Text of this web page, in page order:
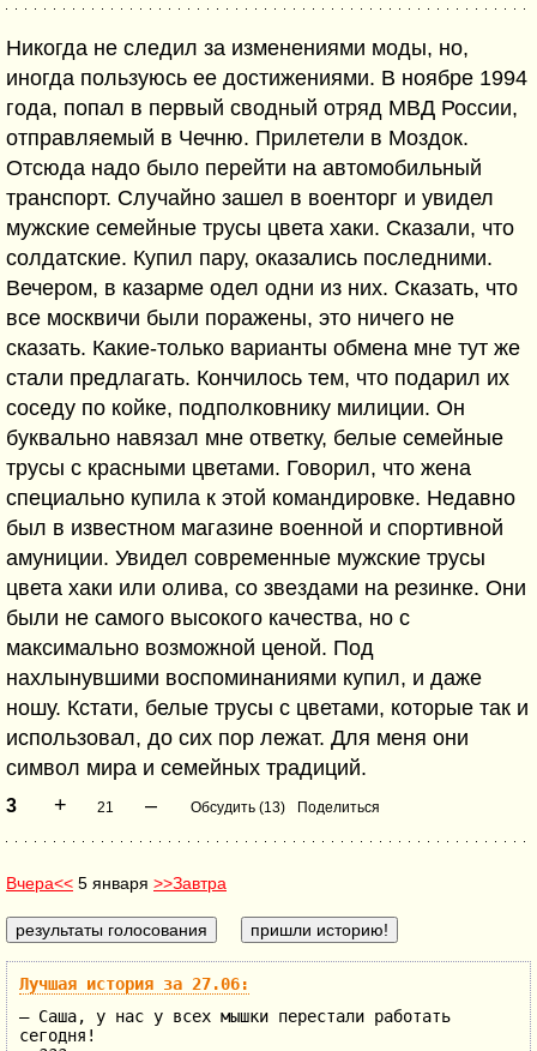
Никогда не следил за изменениями моды, но,
иногда пользуюсь ее достижениями. В ноябре 1994
года, попал в первый сводный отряд МВД России,
отправляемый в Чечню. Прилетели в Моздок.
Отсюда надо было перейти на автомобильный
транспорт. Случайно зашел в военторг и увидел
мужские семейные трусы цвета хаки. Сказали, что
солдатские. Купил пару, оказались последними.
Вечером, в казарме одел одни из них. Сказать, что
все москвичи были поражены, это ничего не
сказать. Какие-только варианты обмена мне тут же
стали предлагать. Кончилось тем, что подарил их
соседу по койке, подполковнику милиции. Он
буквально навязал мне ответку, белые семейные
трусы с красными цветами. Говорил, что жена
специально купила к этой командировке. Недавно
был в известном магазине военной и спортивной
амуниции. Увидел современные мужские трусы
цвета хаки или олива, со звездами на резинке. Они
были не самого высокого качества, но с
максимально возможной ценой. Под
нахлынувшими воспоминаниями купил, и даже
ношу. Кстати, белые трусы с цветами, которые так и
использовал, до сих пор лежат. Для меня они
символ мира и семейных традиций.
3 + 21 – Обсудить (13) Поделиться
Вчера<< 5 января >>Завтра
Лучшая история за 27.06:
— Саша, у нас у всех мышки перестали работать
сегодня!